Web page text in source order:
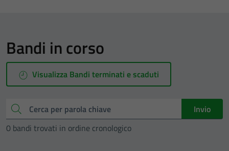
Bandi in corso
Visualizza Bandi terminati e scaduti
Cerca
Invio
0 bandi trovati in ordine cronologico